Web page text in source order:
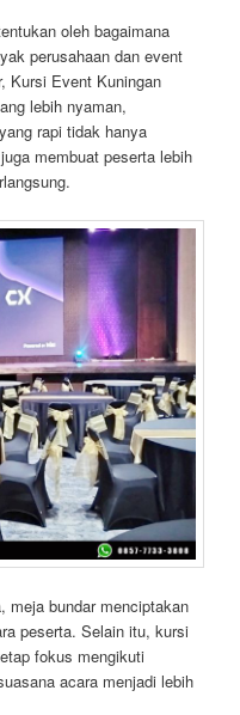
oleh bagaimana
perusahaan dan event
Kursi Event Kuningan
lebih nyaman,
rapi tidak hanya
membuat peserta lebih
meja bundar menciptakan
peserta. Selain itu, kursi
fokus mengikuti
acara menjadi lebih